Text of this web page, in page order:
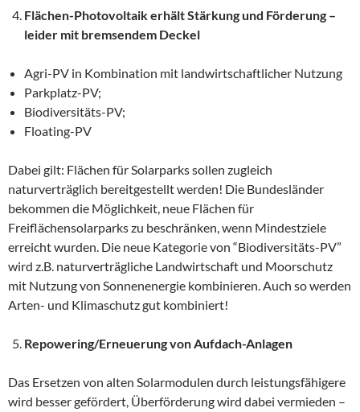
Flächen-Photovoltaik erhält Stärkung und Förderung –
leider mit bremsendem Deckel
Agri-PV in Kombination mit landwirtschaftlicher Nutzung
Parkplatz-PV;
Biodiversitäts-PV;
Floating-PV
Dabei gilt: Flächen für Solarparks sollen zugleich
naturverträglich bereitgestellt werden! Die Bundesländer
bekommen die Möglichkeit, neue Flächen für
Freiflächensolarparks zu beschränken, wenn Mindestziele
erreicht wurden. Die neue Kategorie von “Biodiversitäts-PV”
wird z.B. naturverträgliche Landwirtschaft und Moorschutz
mit Nutzung von Sonnenenergie kombinieren. Auch so werden
Arten- und Klimaschutz gut kombiniert!
Repowering/Erneuerung von Aufdach-Anlagen
Das Ersetzen von alten Solarmodulen durch leistungsfähigere
wird besser gefördert, Überförderung wird dabei vermieden –